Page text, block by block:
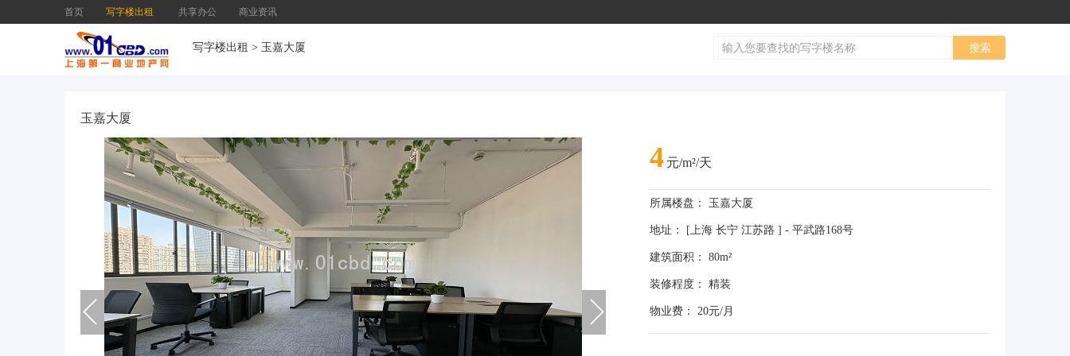
首页 写字楼出租 共享办公 商业资讯
写字楼出租 > 玉嘉大厦
玉嘉大厦
4 元/m²/天
所属楼盘： 玉嘉大厦
地址： [上海 长宁 江苏路 ] - 平武路168号
建筑面积： 80m²
装修程度： 精装
物业费： 20元/月